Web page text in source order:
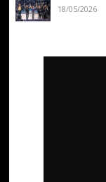
18/05/2026